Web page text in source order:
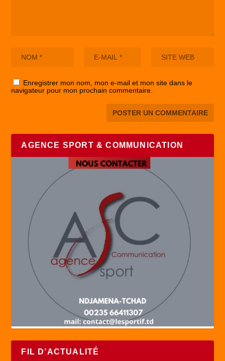
Enregistrer mon nom, mon e-mail et mon site dans le
navigateur pour mon prochain commentaire.
AGENCE SPORT & COMMUNICATION
FIL D’ACTUALITÉ